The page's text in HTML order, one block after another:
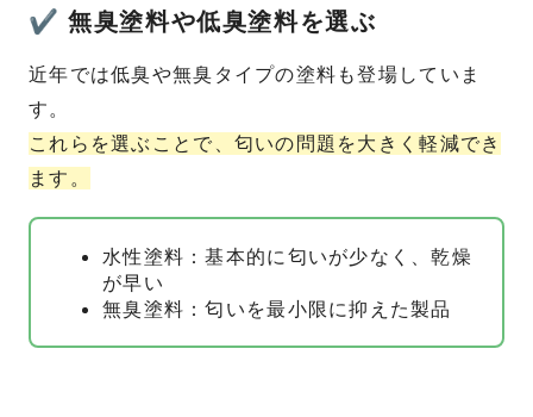
✔ 無臭塗料や低臭塗料を選ぶ
近年では低臭や無臭タイプの塗料も登場していま
す。
これらを選ぶことで、匂いの問題を大きく軽減でき
ます。
水性塗料：基本的に匂いが少なく、乾燥
が早い
無臭塗料：匂いを最小限に抑えた製品